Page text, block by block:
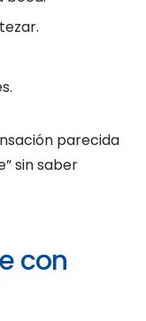
parecida
sin saber
con